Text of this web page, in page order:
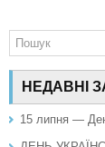
НЕДАВНІ
15 липня —